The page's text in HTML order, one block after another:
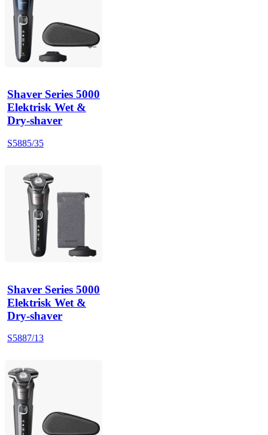
Shaver Series 5000
Elektrisk Wet &
Dry-shaver
S5885/35
Shaver Series 5000
Elektrisk Wet &
Dry-shaver
S5887/13